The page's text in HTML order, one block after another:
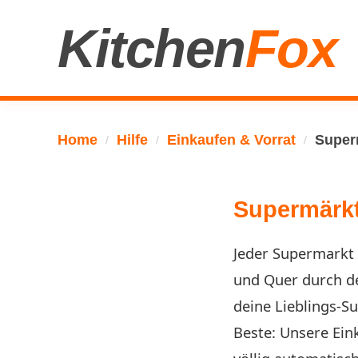
KitchenFox
Home / Hilfe / Einkaufen & Vorrat /
Jeder
und Quer durch
deine Lieblings-
Beste: Unsere